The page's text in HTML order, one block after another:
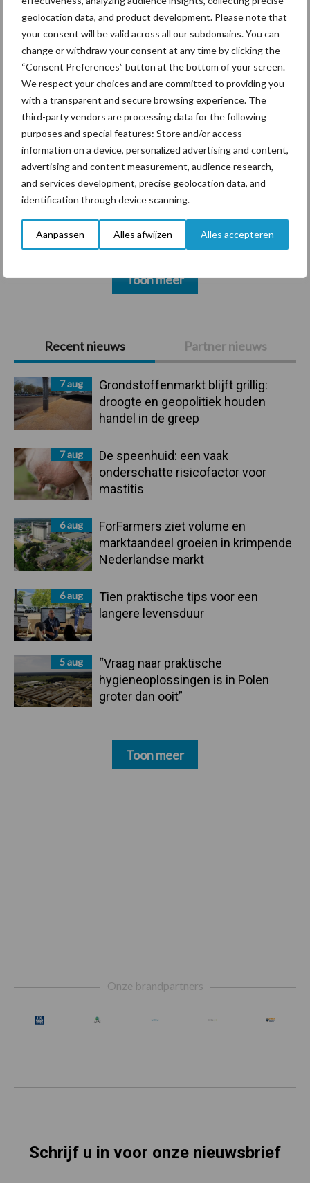
geolocation data, and product development. Please note that
your consent will be valid across all our subdomains. You can
change or withdraw your consent at any time by clicking the
“Consent Preferences” button at the bottom of your screen.
We respect your choices and are committed to providing you
with a transparent and secure browsing experience. The
third-party vendors are processing data for the following
purposes and special features: Store and/or access
information on a device, personalized advertising and content,
advertising and content measurement, audience research,
and services development, precise geolocation data, and
identification through device scanning.
Aanpassen Alles afwijzen Alles accepteren
Primaire
Sidebar
Recent nieuws Partner nieuws
7 aug
Grondstoffenmarkt blijft grillig:
droogte en geopolitiek houden
handel in de greep
7 aug
De speenhuid: een vaak
onderschatte risicofactor voor
mastitis
6 aug
ForFarmers ziet volume en
marktaandeel groeien in krimpende
Nederlandse markt
6 aug
Tien praktische tips voor een
langere levensduur
5 aug
“Vraag naar praktische
hygieneoplossingen is in Polen
groter dan ooit”
Toon meer
markt
Themapagina's
Diergezondheid Bemesting Fokkerij
Beregening Bijproducten
Toon meer
Onze brandpartners
Schrijf u in voor onze nieuwsbrief